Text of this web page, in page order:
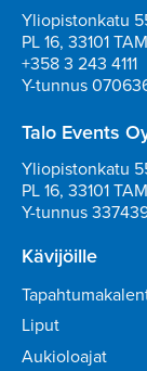
Yliopistonkatu
PL 16, 33101
+358 3 243 4111
Y-tunnus
Talo Events
Yliopistonkatu
PL 16, 33101
Y-tunnus
Kävijöille
Liput
Aukioloajat